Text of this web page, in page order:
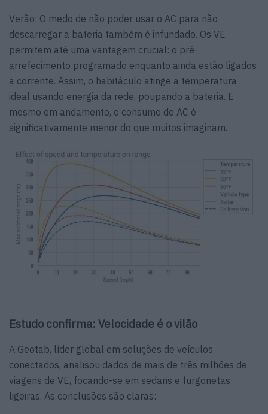
Verão: O medo de não poder usar o AC para não
descarregar a bateria também é infundado. Os VE
permitem até uma vantagem crucial: o pré-
arrefecimento programado enquanto ainda estão ligados
à corrente. Assim, o habitáculo atinge a temperatura
ideal usando energia da rede, poupando a bateria. E
mesmo em andamento, o consumo do AC é
significativamente menor do que muitos imaginam.
Estudo confirma: Velocidade é o vilão
A Geotab, líder global em soluções de veículos
conectados, analisou dados de mais de três milhões de
viagens de VE, focando-se em sedans e furgonetas
ligeiras. As conclusões são claras: